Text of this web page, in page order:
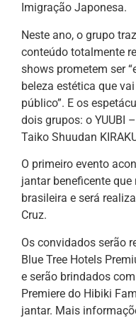
Imigração Japonesa.
Neste ano, o grupo
conteúdo totalmente
shows prometem ser
beleza estética que
público”. E os
dois grupos: o YUUBI
Taiko Shuudan
O primeiro evento
jantar beneficente
brasileira e será
Cruz.
Os convidados serão
Blue Tree Hotels
e serão brindados
Premiere do Hibiki
jantar. Mais